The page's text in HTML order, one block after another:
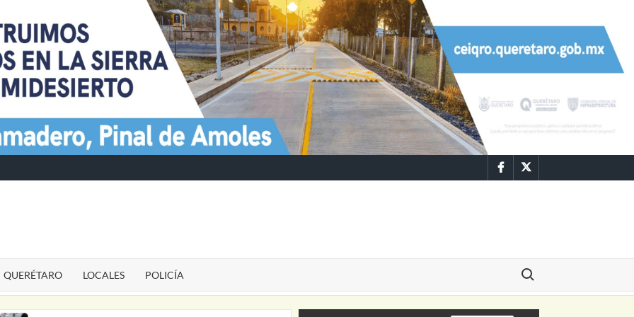
FacebookTwitter
QUERÉTARO LOCALES POLICÍA
Buscar: